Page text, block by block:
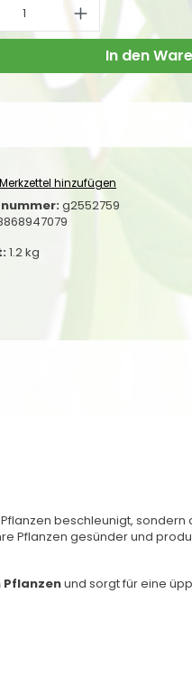
Anzahl: Gib
In den
hinzufügen
g2552759
1.2 kg
beschleunigt, sondern
Pflanzen gesünder und
und sorgt für eine